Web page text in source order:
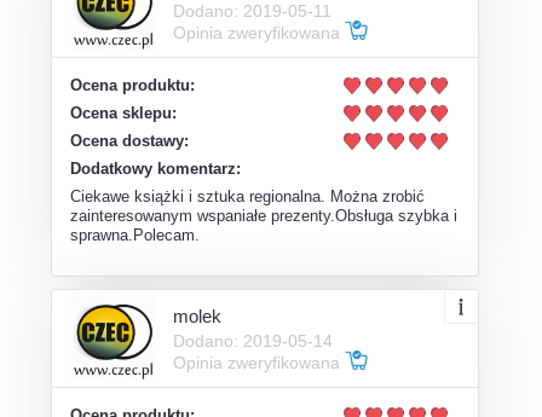
Dodano: 2019-05-11
Opinia zweryfikowana
Ocena produktu:
Ocena sklepu:
Ocena dostawy:
Dodatkowy komentarz:
Ciekawe książki i sztuka regionalna. Można zrobić
zainteresowanym wspaniałe prezenty.Obsługa szybka i
sprawna.Polecam.
molek
Dodano: 2019-05-14
Opinia zweryfikowana